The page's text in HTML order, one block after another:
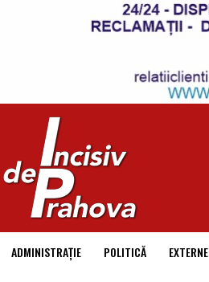
ADMINISTRAȚIE POLITICĂ EXTERNE